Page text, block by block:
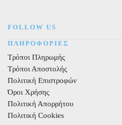
FOLLOW US
ΠΛΗΡΟΦΟΡΙΕΣ
Τρόποι Πληρωμής
Τρόποι Αποστολής
Πολιτική Επιστροφών
Όροι Χρήσης
Πολιτική Απορρήτου
Πολιτική Cookies